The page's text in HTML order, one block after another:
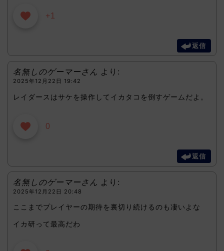
+1
返信
名無しのゲーマーさん より:
2025年12月22日 19:42
レイダースはサケを操作してイカタコを倒すゲームだよ。
0
返信
名無しのゲーマーさん より:
2025年12月22日 20:48
ここまでプレイヤーの期待を裏切り続けるのも凄いよな
イカ研って最高だわ